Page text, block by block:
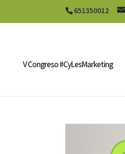
651350012
V Congreso #CyLesMarketing